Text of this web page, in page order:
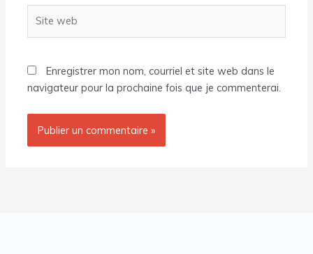
web
Enregistrer mon nom, courriel et site web dans le
navigateur pour la prochaine fois que je commenterai.